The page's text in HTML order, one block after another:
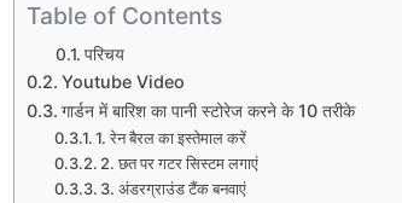
Table of Contents
परिचय
Youtube Video
गार्डन में बारिश का पानी स्टोरेज करने के 10 तरीके
1. रेन बैरल का इस्तेमाल करें
2. छत पर गटर सिस्टम लगाएं
3. अंडरग्राउंड टैंक बनवाएं